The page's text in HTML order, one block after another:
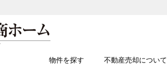
物件を探す 不動産売却について